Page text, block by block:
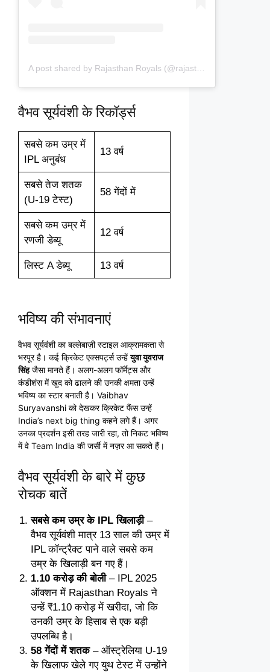
वैभव सूर्यवंशी के रिकॉर्ड्स
सबसे कम उम्र में
IPL अनुबंध
13 वर्ष
सबसे तेज शतक
(U-19 टेस्ट)
58 गेंदों में
सबसे कम उम्र में
रणजी डेब्यू
12 वर्ष
लिस्ट A डेब्यू 13 वर्ष
भविष्य की संभावनाएं
वैभव सूर्यवंशी का बल्लेबाज़ी स्टाइल आक्रामकता से
भरपूर है। कई क्रिकेट एक्सपर्ट्स उन्हेंयुवा युवराज
सिंहजैसा मानते हैं। अलग-अलग फॉर्मेट्स और
कंडीशंस में खुद को ढालने की उनकी क्षमता उन्हें
भविष्य का स्टार बनाती है। Vaibhav
Suryavanshi को देखकर क्रिकेट फैंस उन्हें
India’s next big thing कहने लगे हैं। अगर
उनका प्रदर्शन इसी तरह जारी रहा, तो निकट भविष्य
में वे Team India की जर्सी में नज़र आ सकते हैं।
वैभव सूर्यवंशी के बारे में कुछ
रोचक बातें
सबसे कम उम्र के IPL खिलाड़ी–
वैभव सूर्यवंशी मात्र 13 साल की उम्र में
IPL कॉन्ट्रैक्ट पाने वाले सबसे कम
उम्र के खिलाड़ी बन गए हैं।
1.10 करोड़ की बोली– IPL 2025
ऑक्शन में Rajasthan Royals ने
उन्हें ₹1.10 करोड़ में खरीदा, जो कि
उनकी उम्र के हिसाब से एक बड़ी
उपलब्धि है।
58 गेंदों में शतक– ऑस्ट्रेलिया U-19
के खिलाफ खेले गए युथ टेस्ट में उन्होंने